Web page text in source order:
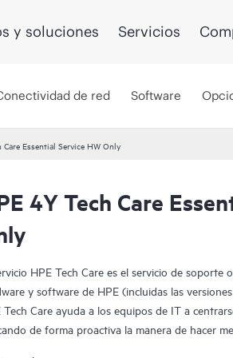
y soluciones Servicios
de red Software
Care Essential Service HW Only
4Y Tech Care
HPE Tech Care es el servicio de
y software de HPE (incluidas las
Tech Care ayuda a los equipos de IT a
de forma proactiva la manera de hacer